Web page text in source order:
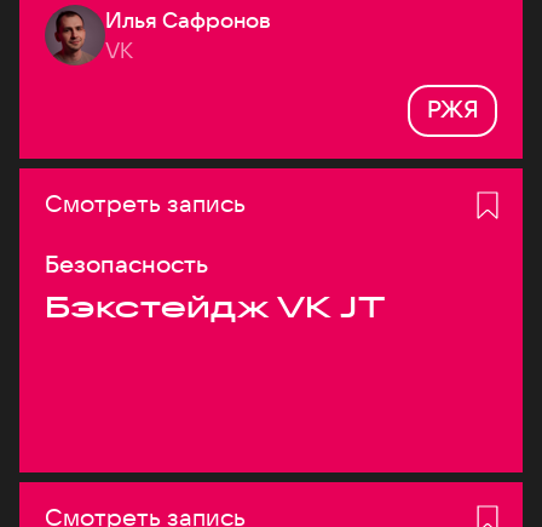
Илья Сафронов
VK
РЖЯ
Смотреть запись
Безопасность
Бэкстейдж VK JT
Смотреть запись